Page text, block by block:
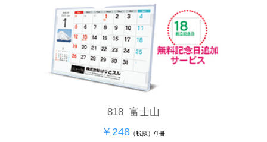
818 富士山
￥248 （税抜）/1冊